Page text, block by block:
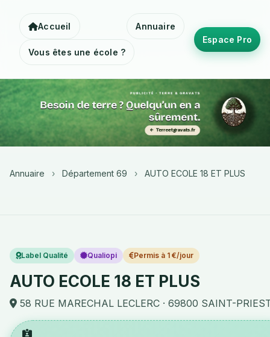
Accueil Annuaire
Vous êtes une école ?
Espace Pro
Annuaire › Département 69 › AUTO ECOLE 18 ET PLUS
Label Qualité Qualiopi Permis à 1 €/jour
AUTO ECOLE 18 ET PLUS
58 RUE MARECHAL LECLERC · 69800 SAINT-